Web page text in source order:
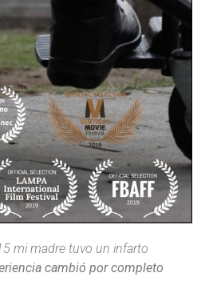
mi madre tuvo un infarto
cambió por completo